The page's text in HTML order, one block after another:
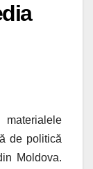
de politică
Moldova.